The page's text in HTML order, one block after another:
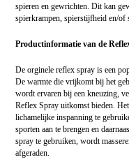
spieren en gewrichten. Dit kan
spierkrampen, spierstijfheid en/of
Productinformatie van de
De orginele reflex spray is een
De warmte die vrijkomt bij het
wordt ervaren bij een kneuzing,
Reflex Spray uitkomst bieden.
lichamelijke inspanning te
sporten aan te brengen en
spray te gebruiken, wordt
afgeraden.